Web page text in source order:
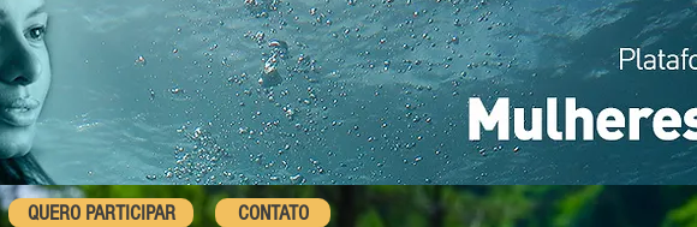
QUERO PARTICIPAR CONTATO